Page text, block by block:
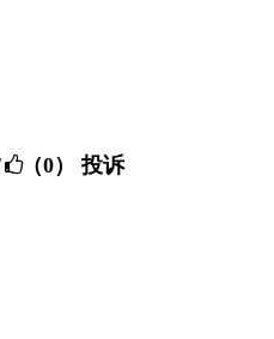
（0） 投诉